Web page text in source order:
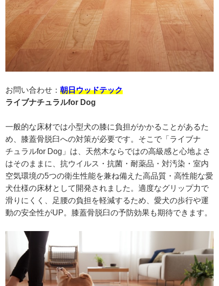
お問い合わせ：朝日ウッドテック
ライブナチュラルfor Dog
一般的な床材では小型犬の膝に負担がかかることがあるた
め、膝蓋骨脱臼への対策が必要です。そこで「ライブナ
チュラルfor Dog」は、天然木ならではの高級感と心地よさ
はそのままに、抗ウイルス・抗菌・耐薬品・対汚染・室内
空気環境の5つの衛生性能を兼ね備えた高品質・高性能な愛
犬仕様の床材として開発されました。適度なグリップ力で
滑りにくく、足腰の負担を軽減するため、愛犬の歩行や運
動の安全性がUP。膝蓋骨脱臼の予防効果も期待できます。